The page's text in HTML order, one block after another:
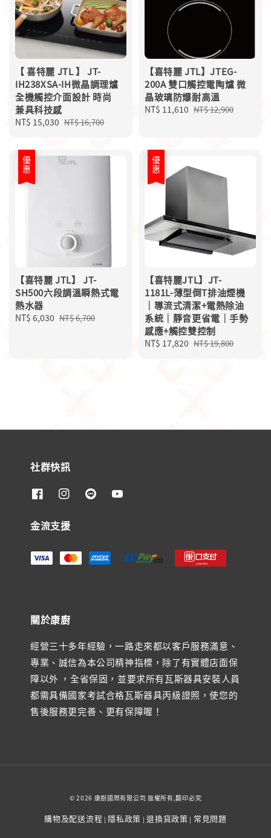
【 喜特麗 JTL 】 JT-
IH238XSA-IH微晶調理爐
全機觸控介面設計 時尚
兼具科技感
Sale
NT$ 15,030 Regular
NT$ 16,700
【喜特麗 JTL】JTEG-
200A 雙口觸控電陶爐 微
晶玻璃防爆耐高溫
Sale
NT$ 11,610 Regular
NT$ 12,900
優惠
【喜特麗 JTL】 JT-
SH500六段調溫瞬熱式電
熱水器
Sale
NT$ 6,030 Regular
NT$ 6,700
優惠
【喜特麗JTL】JT-
1181L-薄型倒T排油煙機
｜導流式清潔+電熱除油
系統｜靜音更省電｜手勢
感應+觸控雙控制
Sale
NT$ 17,820 Regular
NT$ 19,800
社群快訊
金流支援
關於康廚
經營三十多年經驗，一路走來都以客戶服務滿意、
專業、誠信為本公司精神指標，除了有實體店面保
障以外 ，全省保固，並要求所有瓦斯器具安裝人員
都需具備國家考試合格瓦斯器具丙級證照，使您的
售後服務更完善、更有保障喔！
© 2026 康廚國際有限公司 版權所有,翻印必究
購物及配送流程 | 隱私政策 |退換貨政策 | 常見問題